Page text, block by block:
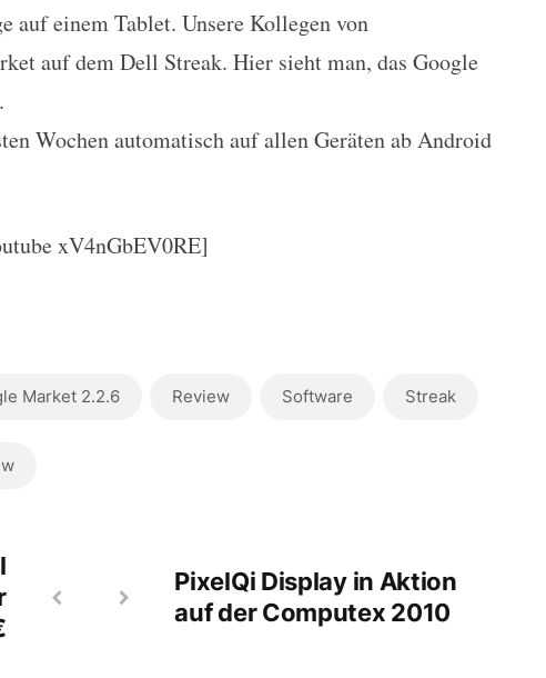
auf einem Tablet. Unsere Kollegen von
auf dem Dell Streak. Hier sieht man, das Google
Wochen automatisch auf allen Geräten ab Android
xV4nGbEV0RE]
Market 2.2.6 Review Software Streak
PixelQi Display in Aktion
auf der Computex 2010